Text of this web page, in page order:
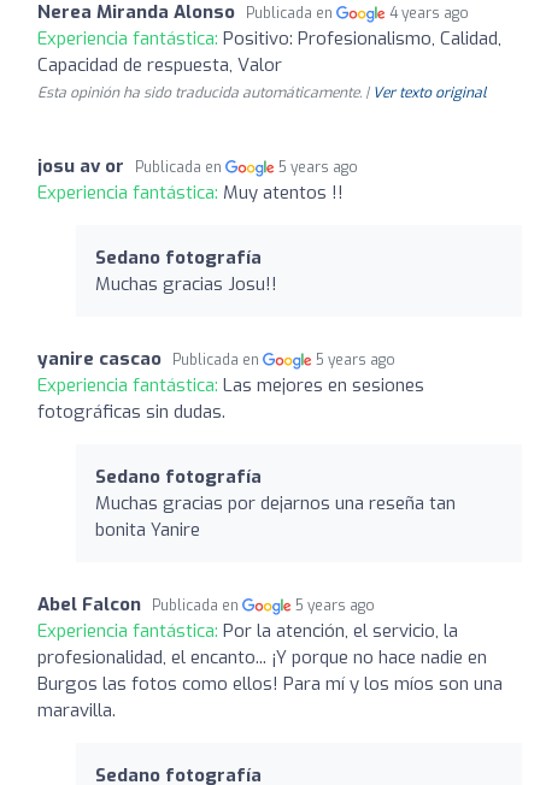
Nerea Miranda Alonso Publicada en 4 years ago
Experiencia fantástica: Positivo: Profesionalismo, Calidad,
Capacidad de respuesta, Valor
Esta opinión ha sido traducida automáticamente. | Ver texto original
josu av or Publicada en 5 years ago
Experiencia fantástica: Muy atentos !!
Sedano fotografía
Muchas gracias Josu!!
yanire cascao Publicada en 5 years ago
Experiencia fantástica: Las mejores en sesiones
fotográficas sin dudas.
Sedano fotografía
Muchas gracias por dejarnos una reseña tan
bonita Yanire
Abel Falcon Publicada en 5 years ago
Experiencia fantástica: Por la atención, el servicio, la
profesionalidad, el encanto... ¡Y porque no hace nadie en
Burgos las fotos como ellos! Para mí y los míos son una
maravilla.
Sedano fotografía